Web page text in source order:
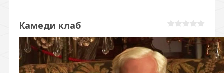
Камеди клаб